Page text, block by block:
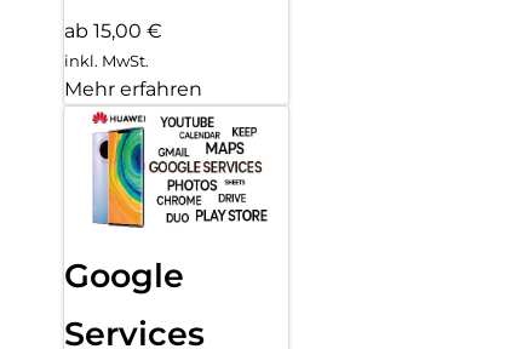
ab 15,00 €
inkl. MwSt.
Mehr erfahren
Google
Services